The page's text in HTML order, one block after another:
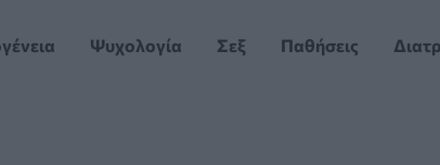
Ψυχολογία Σεξ Παθήσεις